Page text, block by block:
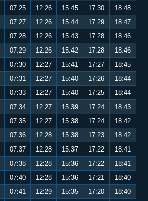
07:25 12:26 15:45 17:30
18:48
07:27 12:26 15:44 17:29
18:47
07:28 12:26 15:43 17:28
18:46
07:29 12:26 15:42 17:28
18:46
07:30 12:27 15:41 17:27
18:45
07:31 12:27 15:40 17:26
18:44
07:33 12:27 15:40 17:25
18:44
07:34 12:27 15:39 17:24
18:43
07:35 12:27 15:38 17:24
18:42
07:36 12:28 15:38 17:23
18:42
07:37 12:28 15:37 17:22
18:41
07:38 12:28 15:36 17:22
18:41
07:40 12:28 15:36 17:21
18:40
07:41 12:29 15:35 17:20
18:40